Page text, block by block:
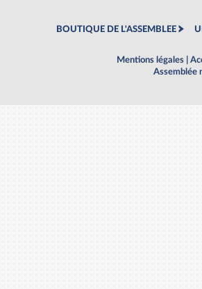
BOUTIQUE DE L'ASSEMBLEE
Mentions légales
Assemblée